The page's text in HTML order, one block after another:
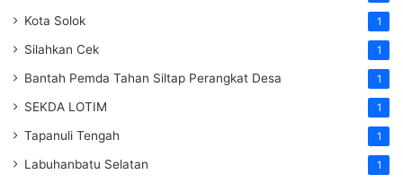
Kota Solok 1
Silahkan Cek 1
Bantah Pemda Tahan Siltap Perangkat Desa 1
SEKDA LOTIM 1
Tapanuli Tengah 1
Labuhanbatu Selatan 1